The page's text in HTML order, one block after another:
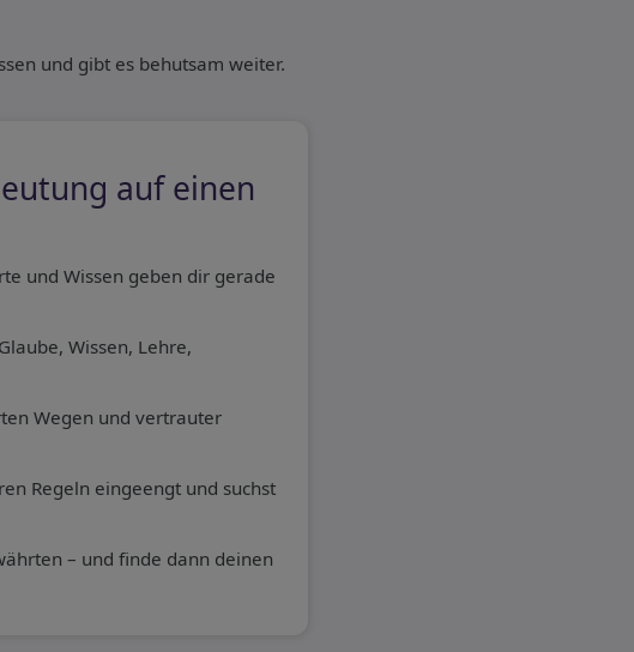
und gibt es behutsam weiter.
auf einen
und Wissen geben dir gerade
Wissen, Lehre,
Wegen und vertrauter
Regeln eingeengt und suchst
– und finde dann deinen